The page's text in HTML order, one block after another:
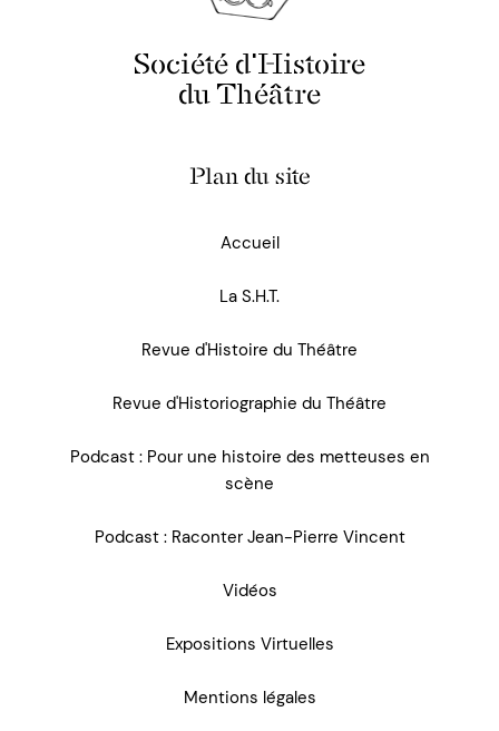
Société d'Histoire
du Théâtre
Plan du site
Accueil
La S.H.T.
Revue d'Histoire du Théâtre
Revue d'Historiographie du Théâtre
Podcast : Pour une histoire des metteuses en
scène
Podcast : Raconter Jean-Pierre Vincent
Vidéos
Expositions Virtuelles
Mentions légales